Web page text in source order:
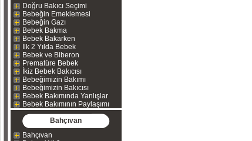
Doğru Bakıcı Seçimi
Bebeğin Emeklemesi
Bebeğin Gazı
Bebek Bakma
Bebek Bakarken
İlk 2 Yılda Bebek
Bebek ve Biberon
Prematüre Bebek
İkiz Bebek Bakıcısı
Bebeğimizin Bakımı
Bebeğimizin Bakıcısı
Bebek Bakımında Yanlışlar
Bebek Bakımının Paylaşımı
Bahçıvan
Bahçıvan